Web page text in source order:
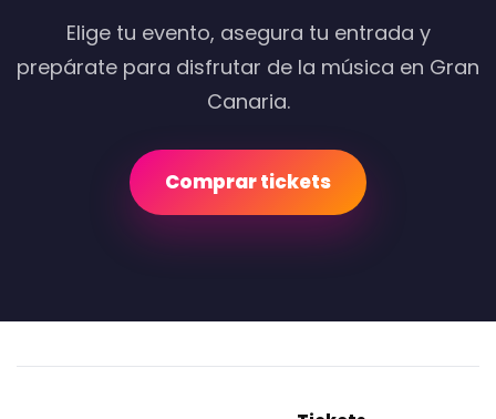
Elige tu evento, asegura tu entrada y
prepárate para disfrutar de la música en Gran
Canaria.
Comprar tickets